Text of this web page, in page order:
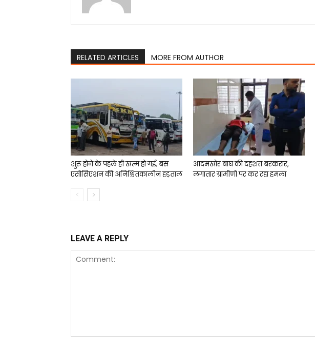
RELATED ARTICLES MORE FROM AUTHOR
शुरू होने के पहले ही खत्म हो गई, बस
एसोसिएशन की अनिश्चितकालीन हड़ताल
आदमखोर बाघ की दहशत बरकरार,
लगातार ग्रामीणों पर कर रहा हमला
LEAVE A REPLY